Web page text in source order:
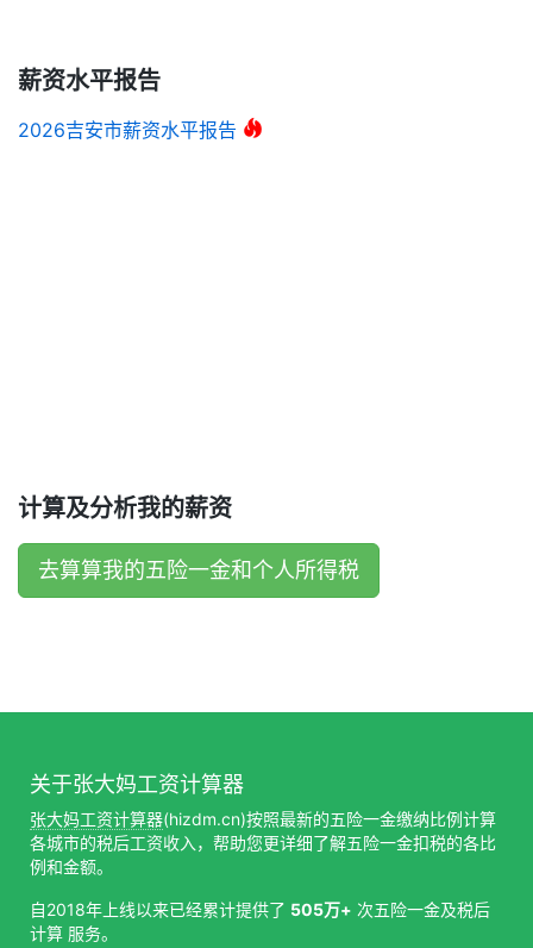
薪资水平报告
2026吉安市薪资水平报告
计算及分析我的薪资
去算算我的五险一金和个人所得税
关于张大妈工资计算器
张大妈工资计算器(hizdm.cn)按照最新的五险一金缴纳比例计算
各城市的税后工资收入，帮助您更详细了解五险一金扣税的各比
例和金额。
自2018年上线以来已经累计提供了 505万+ 次五险一金及税后
计算 服务。